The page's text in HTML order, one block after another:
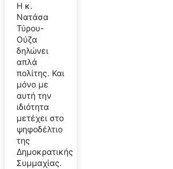
Η κ.
Νατάσα
Τύρου-
Ούζα
δηλώνει
απλά
πολίτης. Και
μόνο με
αυτή την
ιδιότητα
μετέχει στο
ψηφοδέλτιο
της
Δημοκρατικής
Συμμαχίας.